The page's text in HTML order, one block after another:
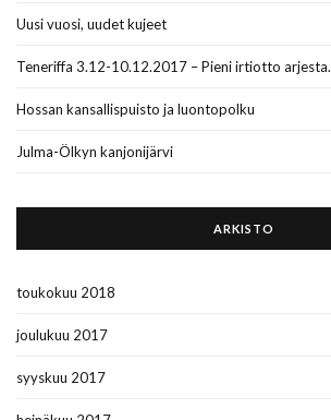
Uusi vuosi, uudet kujeet
Teneriffa 3.12-10.12.2017 – Pieni irtiotto arjesta.
Hossan kansallispuisto ja luontopolku
Julma-Ölkyn kanjonijärvi
ARKISTO
toukokuu 2018
joulukuu 2017
syyskuu 2017